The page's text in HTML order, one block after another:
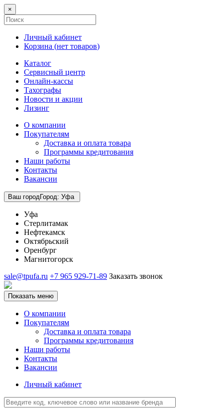
×
Личный кабинет
Корзина (нет товаров)
Каталог
Сервисный центр
Онлайн-кассы
Тахографы
Новости и акции
Лизинг
О компании
Покупателям
Доставка и оплата товара
Программы кредитования
Наши работы
Контакты
Вакансии
Ваш городГород: Уфа
Уфа
Стерлитамак
Нефтекамск
Октябрьский
Оренбург
Магнитогорск
sale@tpufa.ru +7 965 929-71-89 Заказать звонок
Показать меню
О компании
Покупателям
Доставка и оплата товара
Программы кредитования
Наши работы
Контакты
Вакансии
Личный кабинет